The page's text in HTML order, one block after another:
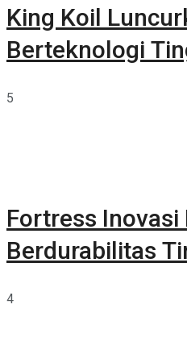
King Koil
Berteknologi
5
Fortress Inovasi
Berdurabilitas
4